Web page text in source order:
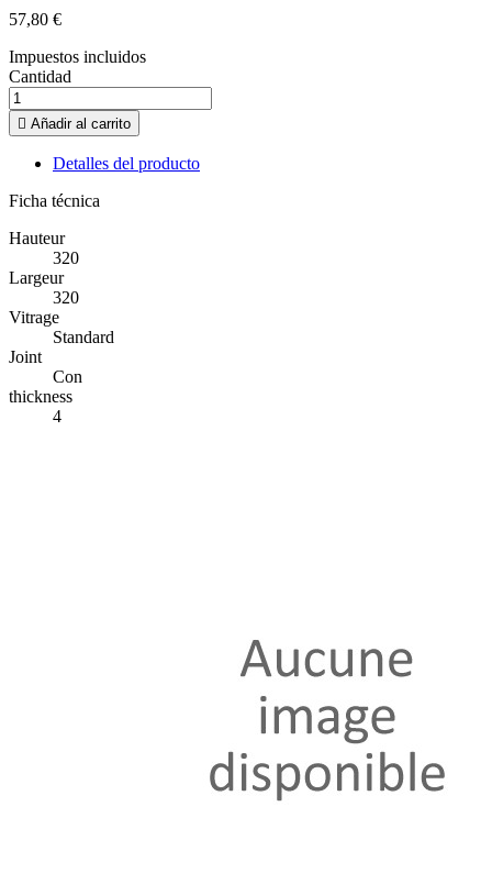
57,80 €
Impuestos incluidos
Cantidad
 Añadir al carrito
Detalles del producto
Ficha técnica
Hauteur
320
Largeur
320
Vitrage
Standard
Joint
Con
thickness
4